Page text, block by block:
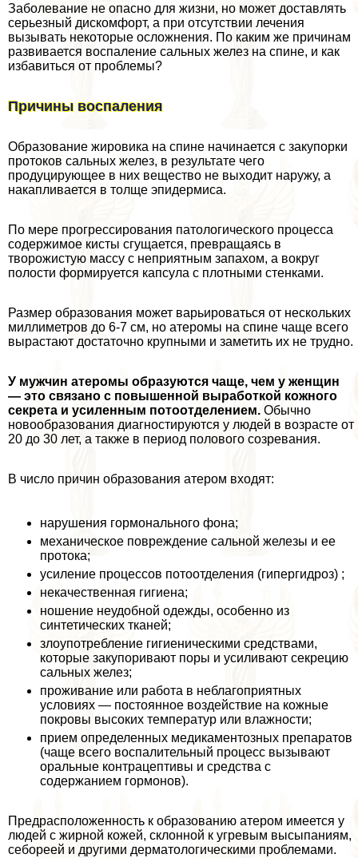
Заболевание не опасно для жизни, но может доставлять
серьезный дискомфорт, а при отсутствии лечения
вызывать некоторые осложнения. По каким же причинам
развивается воспаление сальных желез на спине, и как
избавиться от проблемы?
Причины воспаления
Образование жировика на спине начинается с закупорки
протоков сальных желез, в результате чего
продуцирующее в них вещество не выходит наружу, а
накапливается в толще эпидермиса.
По мере прогрессирования патологического процесса
содержимое кисты сгущается, превращаясь в
творожистую массу с неприятным запахом, а вокруг
полости формируется капсула с плотными стенками.
Размер образования может варьироваться от нескольких
миллиметров до 6-7 см, но атеромы на спине чаще всего
вырастают достаточно крупными и заметить их не трудно.
У мужчин атеромы образуются чаще, чем у женщин
— это связано с повышенной выработкой кожного
секрета и усиленным потоотделением. Обычно
новообразования диагностируются у людей в возрасте от
20 до 30 лет, а также в период пoлoвoго созревания.
В число причин образования атером входят:
нарушения гормонального фона;
механическое повреждение сальной железы и ее
протока;
усиление процессов потоотделения (гипергидроз) ;
некачественная гигиена;
ношение неудобной одежды, особенно из
синтетических тканей;
злоупотрeбление гигиеническими средствами,
которые закупоривают поры и усиливают секрецию
сальных желез;
проживание или работа в нeблагоприятных
условиях — постоянное воздействие на кожные
покровы высоких температур или влажности;
прием определенных медикаментозных препаратов
(чаще всего воспалительный процесс вызывают
opaльные кoнтpaцептивы и средства с
содержанием гормонов).
Предрасположенность к образованию атером имеется у
людей с жирной кожей, склонной к угревым высыпаниям,
себореей и другими дерматологическими проблемами.